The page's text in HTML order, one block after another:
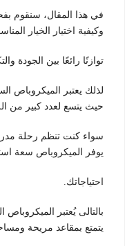
في هذا المقال، سنقوم
وكيفية اختيار الخيار
توازنًا رائعًا بين الجودة
لذلك يعتبر الميكروباص
حيث يتسع لعدد كبير من
سواء كنت تنظم رحلة
يوفر الميكروباص سعة
احتياجاتك.
بالتالى يُعتبر
يتمتع بمقاعد مريحة